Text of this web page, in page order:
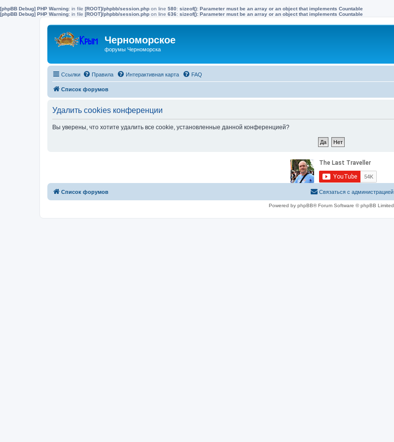
[phpBB Debug] PHP Warning: in file [ROOT]/phpbb/session.php on line 580: sizeof(): Parameter must be an array or an object that implements Countable
[phpBB Debug] PHP Warning: in file [ROOT]/phpbb/session.php on line 636: sizeof(): Parameter must be an array or an object that implements Countable
Черноморское
форумы Черноморска
Ссылки Правила Интерактивная карта FAQ
Список форумов
Удалить cookies конференции
Вы уверены, что хотите удалить все cookie, установленные данной конференцией?
Список форумов Связаться с администрацией
Powered by phpBB® Forum Software © phpBB Limited